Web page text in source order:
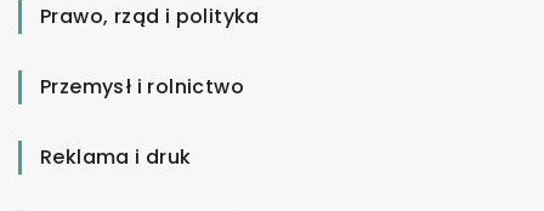
Prawo, rząd i polityka
Przemysł i rolnictwo
Reklama i druk